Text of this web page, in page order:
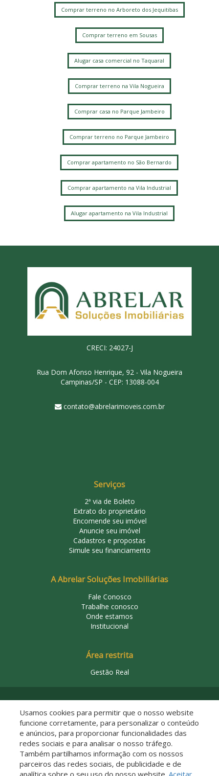
Comprar terreno no Arboreto dos Jequitibas
Comprar terreno em Sousas
Alugar casa comercial no Taquaral
Comprar terreno na Vila Nogueira
Comprar casa no Parque Jambeiro
Comprar terreno no Parque Jambeiro
Comprar apartamento no São Bernardo
Comprar apartamento na Vila Industrial
Alugar apartamento na Vila Industrial
CRECI: 24027-J
Rua Dom Afonso Henrique, 92 - Vila Nogueira
Campinas/SP - CEP: 13088-004
contato@abrelarimoveis.com.br
Serviços
2ª via de Boleto
Extrato do proprietário
Encomende seu imóvel
Anuncie seu imóvel
Cadastros e propostas
Simule seu financiamento
A Abrelar Soluções Imobiliárias
Fale Conosco
Trabalhe conosco
Onde estamos
Institucional
Área restrita
Gestão Real
Descomplicado por:
Usamos cookies para permitir que o nosso website
funcione corretamente, para personalizar o conteúdo
e anúncios, para proporcionar funcionalidades das
redes sociais e para analisar o nosso tráfego.
Também partilhamos informação com os nossos
parceiros das redes sociais, de publicidade e de
analítica sobre o seu uso do nosso website. Aceitar